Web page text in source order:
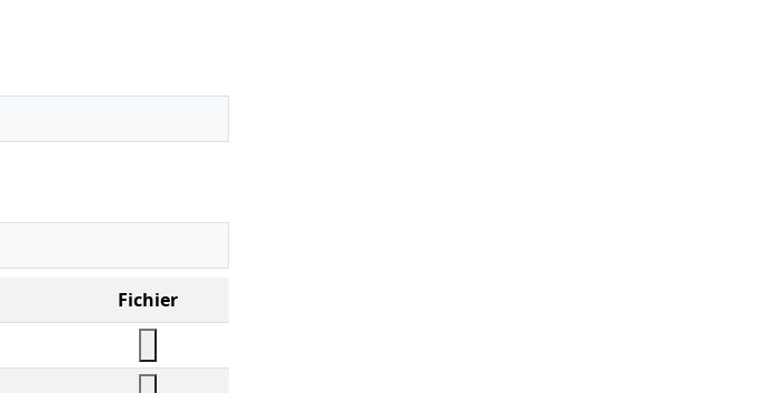
Fichier